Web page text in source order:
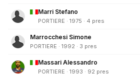
Marri Stefano
PORTIERE · 1975 · 4 pres
Marrocchesi Simone
PORTIERE · 1992 · 3 pres
Massari Alessandro
PORTIERE · 1993 · 92 pres